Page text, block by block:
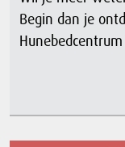
Begin dan je